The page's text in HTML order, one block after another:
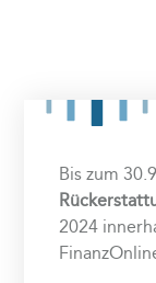
Bis zum
2024